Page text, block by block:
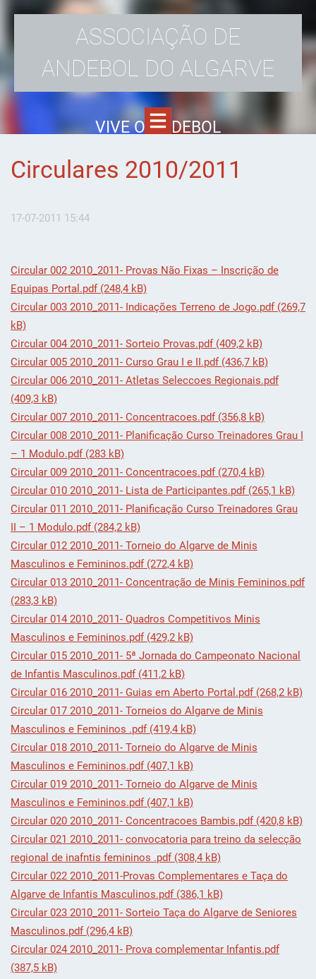
ASSOCIAÇÃO DE
ANDEBOL DO ALGARVE
VIVE O ANDEBOL
Circulares 2010/2011
17-07-2011 15:44
Circular 002 2010_2011- Provas Não Fixas – Inscrição de
Equipas Portal.pdf (248,4 kB)
Circular 003 2010_2011- Indicações Terreno de Jogo.pdf (269,7
kB)
Circular 004 2010_2011- Sorteio Provas.pdf (409,2 kB)
Circular 005 2010_2011- Curso Grau I e II.pdf (436,7 kB)
Circular 006 2010_2011- Atletas Seleccoes Regionais.pdf
(409,3 kB)
Circular 007 2010_2011- Concentracoes.pdf (356,8 kB)
Circular 008 2010_2011- Planificação Curso Treinadores Grau I
– 1 Modulo.pdf (283 kB)
Circular 009 2010_2011- Concentracoes.pdf (270,4 kB)
Circular 010 2010_2011- Lista de Participantes.pdf (265,1 kB)
Circular 011 2010_2011- Planificação Curso Treinadores Grau
II – 1 Modulo.pdf (284,2 kB)
Circular 012 2010_2011- Torneio do Algarve de Minis
Masculinos e Femininos.pdf (272,4 kB)
Circular 013 2010_2011- Concentração de Minis Femininos.pdf
(283,3 kB)
Circular 014 2010_2011- Quadros Competitivos Minis
Masculinos e Femininos.pdf (429,2 kB)
Circular 015 2010_2011- 5ª Jornada do Campeonato Nacional
de Infantis Masculinos.pdf (411,2 kB)
Circular 016 2010_2011- Guias em Aberto Portal.pdf (268,2 kB)
Circular 017 2010_2011- Torneios do Algarve de Minis
Masculinos e Femininos .pdf (419,4 kB)
Circular 018 2010_2011- Torneio do Algarve de Minis
Masculinos e Femininos.pdf (407,1 kB)
Circular 019 2010_2011- Torneio do Algarve de Minis
Masculinos e Femininos.pdf (407,1 kB)
Circular 020 2010_2011- Concentracoes Bambis.pdf (420,8 kB)
Circular 021 2010_2011- convocatoria para treino da selecção
regional de inafntis femininos .pdf (308,4 kB)
Circular 022 2010_2011-Provas Complementares e Taça do
Algarve de Infantis Masculinos.pdf (386,1 kB)
Circular 023 2010_2011- Sorteio Taça do Algarve de Seniores
Masculinos.pdf (296,4 kB)
Circular 024 2010_2011- Prova complementar Infantis.pdf
(387,5 kB)